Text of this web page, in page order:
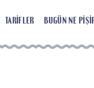
TARIFLER BUGÜN NE